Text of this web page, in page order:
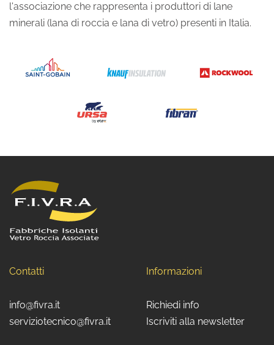
l'associazione che rappresenta i produttori di lane
minerali (lana di roccia e lana di vetro) presenti in Italia.
Contatti
info@fivra.it
serviziotecnico@fivra.it
Informazioni
Richiedi info
Iscriviti alla newsletter